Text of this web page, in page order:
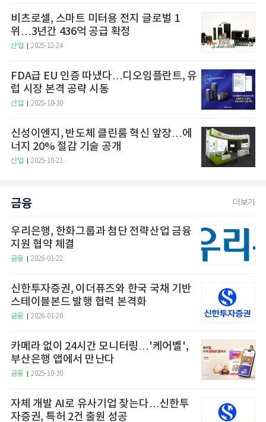
비츠로셀, 스마트 미터용 전지 글로벌 1
위…3년간 436억 공급 확정
산업 2025-12-24
FDA급 EU 인증 따냈다…디오임플란트, 유
럽 시장 본격 공략 시동
산업 2025-10-30
신성이엔지, 반도체 클린룸 혁신 앞장…에
너지 20% 절감 기술 공개
산업 2025-10-21
금융 더보기
우리은행, 한화그룹과 첨단 전략산업 금융
지원 협약 체결
금융 2026-01-22
신한투자증권, 이더퓨즈와 한국 국채 기반
스테이블본드 발행 협력 본격화
금융 2026-01-20
카메라 없이 24시간 모니터링…'케어벨',
부산은행 앱에서 만난다
금융 2025-10-30
자체 개발 AI로 유사기업 찾는다…신한투
자증권, 특허 2건 출원 성공